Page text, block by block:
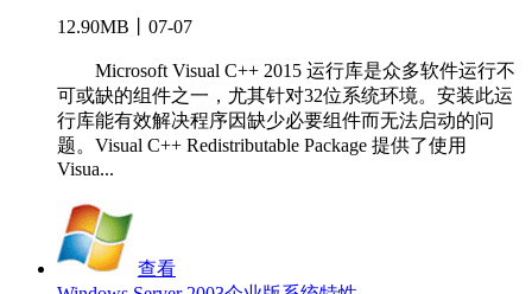
12.90MB丨07-07
Microsoft Visual C++ 2015 运行库是众多软件运行不
可或缺的组件之一，尤其针对32位系统环境。安装此运
行库能有效解决程序因缺少必要组件而无法启动的问
题。Visual C++ Redistributable Package 提供了使用
Visua...
查看